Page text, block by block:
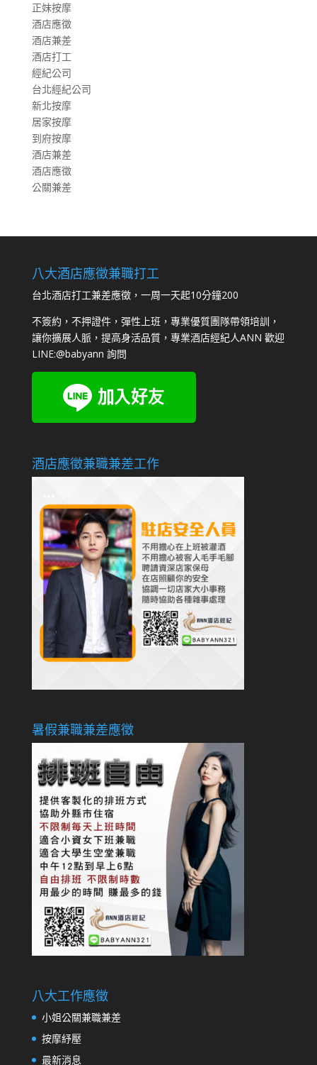
正妹按摩
酒店應徵
酒店兼差
酒店打工
經紀公司
台北經紀公司
新北按摩
居家按摩
到府按摩
酒店兼差
酒店應徵
公關兼差
八大酒店應徵兼職打工
台北酒店打工兼差應徵，一周一天起10分鐘200
不簽約，不押證件，彈性上班，專業優質團隊帶領培訓，
讓你擴展人脈，提高身活品質，專業酒店經紀人ANN 歡迎
LINE:@babyann 詢問
酒店應徵兼職兼差工作
暑假兼職兼差應徵
八大工作應徵
小姐公關兼職兼差
按摩紓壓
最新消息